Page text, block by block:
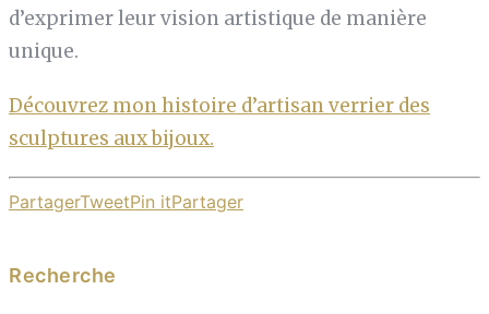
d’exprimer leur vision artistique de manière
unique.
Découvrez mon histoire d’artisan verrier des
sculptures aux bijoux.
PartagerTweetPin itPartager
Recherche